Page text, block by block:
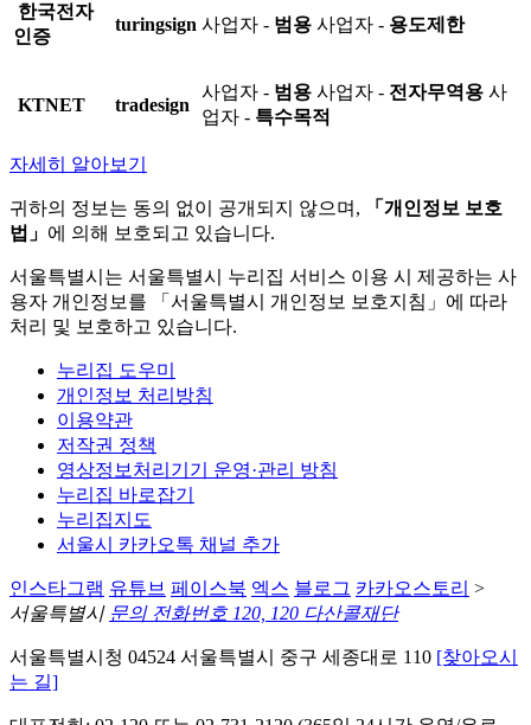
한국전자
인증
turingsign 사업자 - 범용 사업자 - 용도제한
KTNET tradesign
사업자 - 범용 사업자 - 전자무역용 사
업자 - 특수목적
자세히 알아보기
귀하의 정보는 동의 없이 공개되지 않으며,
「개인정보 보호
법」 에 의해 보호되고 있습니다.
서울특별시는 서울특별시 누리집 서비스 이용 시 제공하는 사
용자 개인정보를 「서울특별시 개인정보 보호지침」에 따라
처리 및 보호하고 있습니다.
누리집 도우미
개인정보 처리방침
이용약관
저작권 정책
영상정보처리기기 운영·관리 방침
누리집 바로잡기
누리집지도
서울시 카카오톡 채널 추가
인스타그램 유튜브 페이스북 엑스 블로그 카카오스토리 >
서울특별시 문의 전화번호 120, 120 다산콜재단
서울특별시청 04524 서울특별시 중구 세종대로 110 [찾아오시
는 길]